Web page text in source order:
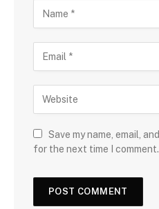
Save my name, email,
for the next time I comment.